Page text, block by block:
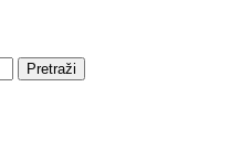
Pretraži